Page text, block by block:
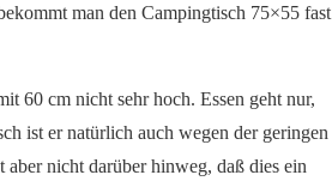
man den Campingtisch 75×55 fast
60 cm nicht sehr hoch. Essen geht nur,
ist er natürlich auch wegen der geringen
nicht darüber hinweg, daß dies ein